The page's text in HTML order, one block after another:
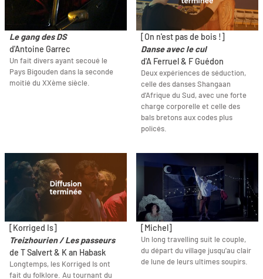
Le gang des DS
d'Antoine Garrec
Un fait divers ayant secoué le
Pays Bigouden dans la seconde
moitié du XXème siècle.
[On n'est pas de bois !]
Danse avec le cul
d'A Ferruel & F Guédon
Deux expériences de séduction,
celle des danses Shangaan
d’Afrique du Sud, avec une forte
charge corporelle et celle des
bals bretons aux codes plus
policés.
[Korriged Is]
Treizhourien / Les passeurs
de T Salvert & K an Habask
Longtemps, les Korriged Is ont
fait du folklore. Au tournant du
[Michel]
Un long travelling suit le couple,
du départ du village jusqu'au clair
de lune de leurs ultimes soupirs.